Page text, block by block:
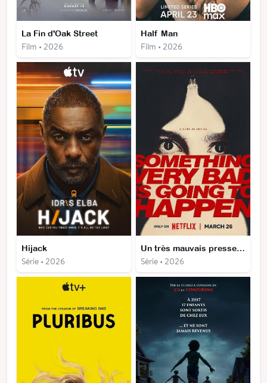
La Fin d'Oak Street
Film • 2026
Half Man
Film • 2026
Hijack
Série • 2026
Un très mauvais pressentiment
Série • 2026